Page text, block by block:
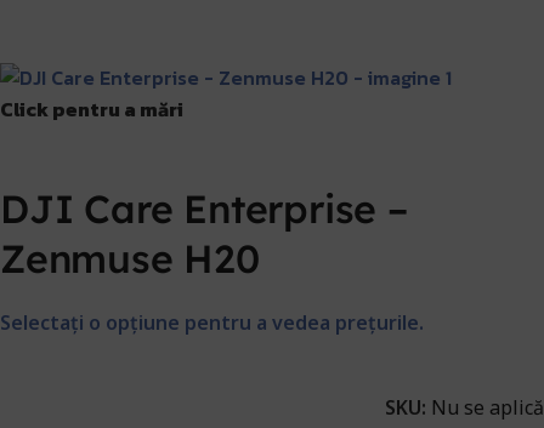
Click pentru a mări
DJI Care Enterprise –
Zenmuse H20
Selectați o opțiune pentru a vedea prețurile.
SKU: Nu se aplică